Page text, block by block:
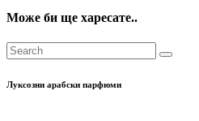
Може би ще харесате..
Луксозни арабски парфюми